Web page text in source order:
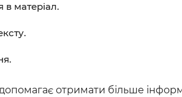
в матеріал.
отримати більше